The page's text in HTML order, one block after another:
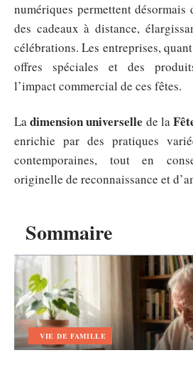
Sommaire
VIE DE FAMILLE
numériques permettent désormais
des cadeaux à distance,
célébrations. Les entreprises,
offres spéciales et des
l’impact commercial de ces fêtes.
Ladimension universelle de la
enrichie par des pratiques
contemporaines, tout en
originelle de reconnaissance et